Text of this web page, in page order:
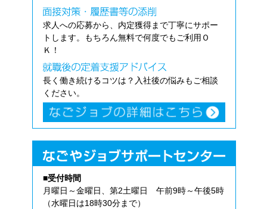
求人への応募から、内定獲得まで丁寧にサポー
トします。もちろん無料で何度でもご利用Ｏ
Ｋ！
長く働き続けるコツは？入社後の悩みもご相談
ください。
■受付時間
月曜日～金曜日、第2土曜日 午前9時～午後5時
（水曜日は18時30分まで）